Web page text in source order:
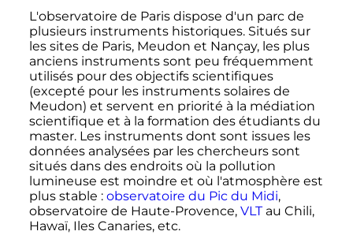
L'observatoire de Paris dispose d'un parc de
plusieurs instruments historiques. Situés sur
les sites de Paris, Meudon et Nançay, les plus
anciens instruments sont peu fréquemment
utilisés pour des objectifs scientifiques
(excepté pour les instruments solaires de
Meudon) et servent en priorité à la médiation
scientifique et à la formation des étudiants du
master. Les instruments dont sont issues les
données analysées par les chercheurs sont
situés dans des endroits où la pollution
lumineuse est moindre et où l'atmosphère est
plus stable : observatoire du Pic du Midi,
observatoire de Haute-Provence, VLTau Chili,
Hawaï, Iles Canaries, etc.